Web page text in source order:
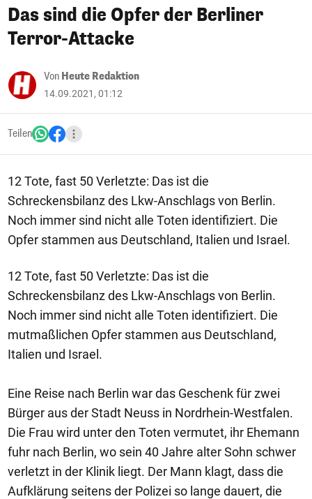
Das sind die Opfer der Berliner
Terror-Attacke
Von Heute Redaktion
14.09.2021, 01:12
Teilen
12 Tote, fast 50 Verletzte: Das ist die
Schreckensbilanz des Lkw-Anschlags von Berlin.
Noch immer sind nicht alle Toten identifiziert. Die
Opfer stammen aus Deutschland, Italien und Israel.
12 Tote, fast 50 Verletzte: Das ist die
Schreckensbilanz des Lkw-Anschlags von Berlin.
Noch immer sind nicht alle Toten identifiziert. Die
mutmaßlichen Opfer stammen aus Deutschland,
Italien und Israel.
Eine Reise nach Berlin war das Geschenk für zwei
Bürger aus der Stadt Neuss in Nordrhein-Westfalen.
Die Frau wird unter den Toten vermutet, ihr Ehemann
fuhr nach Berlin, wo sein 40 Jahre alter Sohn schwer
verletzt in der Klinik liegt. Der Mann klagt, dass die
Aufklärung seitens der Polizei so lange dauert, die